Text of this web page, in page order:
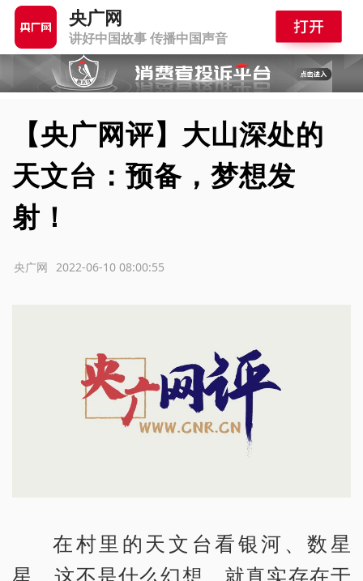
央广网
讲好中国故事 传播中国声音
【央广网评】大山深处的
天文台：预备，梦想发
射！
2022-06-10 08:00:55
央广网
在村里的天文台看银河、数星
星，这不是什么幻想，就真实存在于